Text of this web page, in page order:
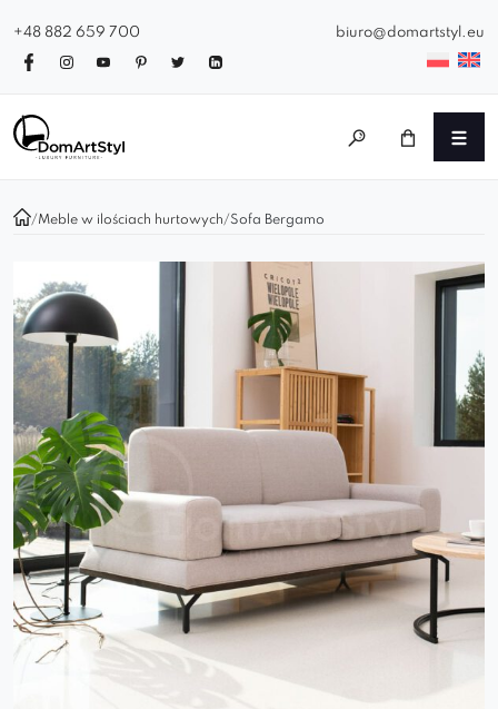
+48 882 659 700 biuro@domartstyl.eu
/Meble w ilościach hurtowych/Sofa Bergamo